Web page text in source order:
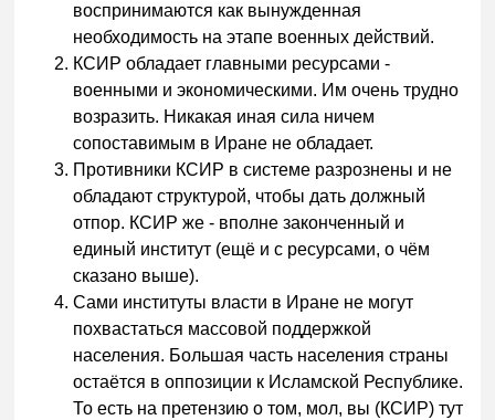
воспринимаются как вынужденная
необходимость на этапе военных действий.
КСИР обладает главными ресурсами -
военными и экономическими. Им очень трудно
возразить. Никакая иная сила ничем
сопоставимым в Иране не обладает.
Противники КСИР в системе разрознены и не
обладают структурой, чтобы дать должный
отпор. КСИР же - вполне законченный и
единый институт (ещё и с ресурсами, о чём
сказано выше).
Сами институты власти в Иране не могут
похвастаться массовой поддержкой
населения. Большая часть населения страны
остаётся в оппозиции к Исламской Республике.
То есть на претензию о том, мол, вы (КСИР) тут